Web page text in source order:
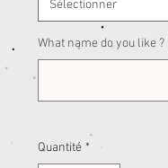
What name do you like
Quantité *